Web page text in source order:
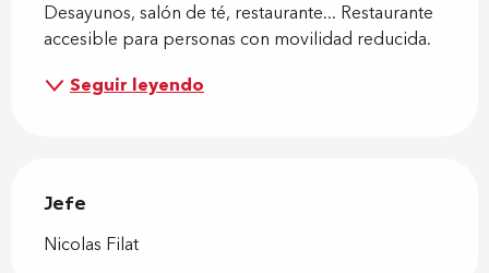
Desayunos, salón de té, restaurante... Restaurante
accesible para personas con movilidad reducida.
Seguir leyendo
Jefe
Jefe
Nicolas Filat